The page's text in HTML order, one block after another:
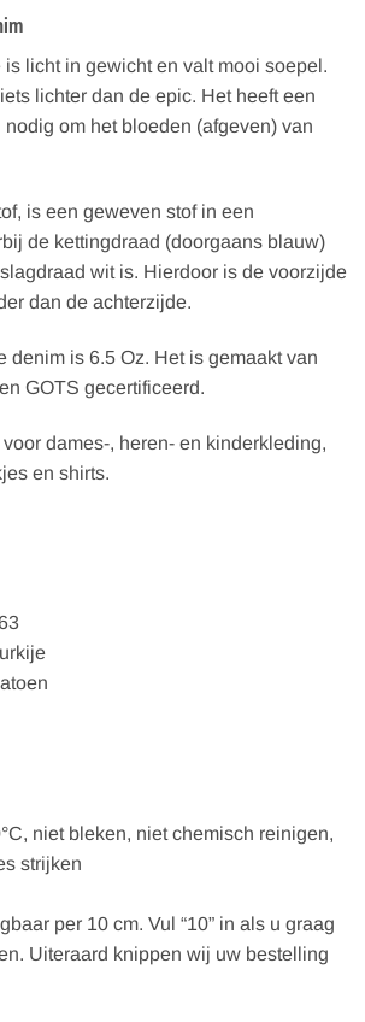
is licht in gewicht en valt mooi soepel.
lichter dan de epic. Het heeft een
om het bloeden (afgeven) van
is een geweven stof in een
de kettingdraad (doorgaans blauw)
wit is. Hierdoor is de voorzijde
dan de achterzijde.
denim is 6.5 Oz. Het is gemaakt van
GOTS gecertificeerd.
dames-, heren- en kinderkleding,
en shirts.
niet bleken, niet chemisch reinigen,
strijken
per 10 cm. Vul “10” in als u graag
Uiteraard knippen wij uw bestelling